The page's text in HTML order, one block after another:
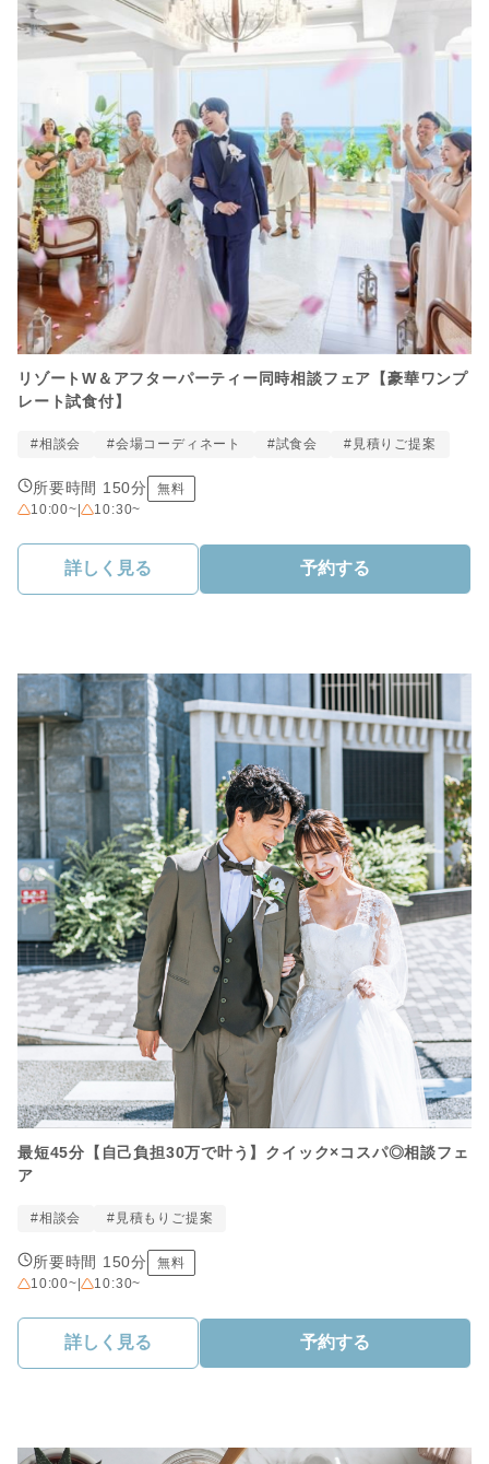
リゾートW＆アフターパーティー同時相談フェア【豪華ワンプ
レート試食付】
#相談会 #会場コーディネート #試食会 #見積りご提案
所要時間 150分
無料
10:00~| 10:30~
詳しく見る 予約する
最短45分【自己負担30万で叶う】クイック×コスパ◎相談フェ
ア
#相談会 #見積もりご提案
所要時間 150分
無料
10:00~| 10:30~
詳しく見る 予約する